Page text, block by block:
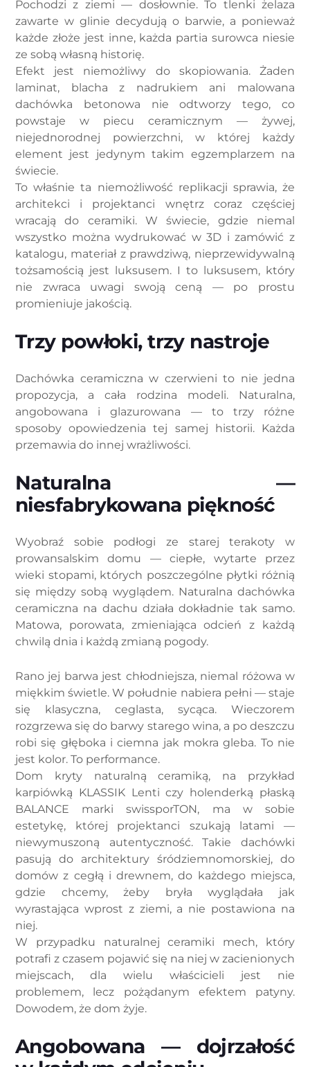
Pochodzi z ziemi — dosłownie. To tlenki żelaza
zawarte w glinie decydują o barwie, a ponieważ
każde złoże jest inne, każda partia surowca niesie
ze sobą własną historię.
Efekt jest niemożliwy do skopiowania. Żaden
laminat, blacha z nadrukiem ani malowana
dachówka betonowa nie odtworzy tego, co
powstaje w piecu ceramicznym — żywej,
niejednorodnej powierzchni, w której każdy
element jest jedynym takim egzemplarzem na
świecie.
To właśnie ta niemożliwość replikacji sprawia, że
architekci i projektanci wnętrz coraz częściej
wracają do ceramiki. W świecie, gdzie niemal
wszystko można wydrukować w 3D i zamówić z
katalogu, materiał z prawdziwą, nieprzewidywalną
tożsamością jest luksusem. I to luksusem, który
nie zwraca uwagi swoją ceną — po prostu
promieniuje jakością.
Trzy powłoki, trzy nastroje
Dachówka ceramiczna w czerwieni to nie jedna
propozycja, a cała rodzina modeli. Naturalna,
angobowana i glazurowana — to trzy różne
sposoby opowiedzenia tej samej historii. Każda
przemawia do innej wrażliwości.
Naturalna —
niesfabrykowana piękność
Wyobraź sobie podłogi ze starej terakoty w
prowansalskim domu — ciepłe, wytarte przez
wieki stopami, których poszczególne płytki różnią
się między sobą wyglądem. Naturalna dachówka
ceramiczna na dachu działa dokładnie tak samo.
Matowa, porowata, zmieniająca odcień z każdą
chwilą dnia i każdą zmianą pogody.
Rano jej barwa jest chłodniejsza, niemal różowa w
miękkim świetle. W południe nabiera pełni — staje
się klasyczna, ceglasta, sycąca. Wieczorem
rozgrzewa się do barwy starego wina, a po deszczu
robi się głęboka i ciemna jak mokra gleba. To nie
jest kolor. To performance.
Dom kryty naturalną ceramiką, na przykład
karpiówką KLASSIK Lenti czy holenderką płaską
BALANCE marki swissporTON, ma w sobie
estetykę, której projektanci szukają latami —
niewymuszoną autentyczność. Takie dachówki
pasują do architektury śródziemnomorskiej, do
domów z cegłą i drewnem, do każdego miejsca,
gdzie chcemy, żeby bryła wyglądała jak
wyrastająca wprost z ziemi, a nie postawiona na
niej.
W przypadku naturalnej ceramiki mech, który
potrafi z czasem pojawić się na niej w zacienionych
miejscach, dla wielu właścicieli jest nie
problemem, lecz pożądanym efektem patyny.
Dowodem, że dom żyje.
Angobowana — dojrzałość